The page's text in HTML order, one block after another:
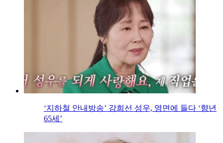
‘지하철 안내방송’ 강희선 성우, 영면에 들다 ‘향년
65세’